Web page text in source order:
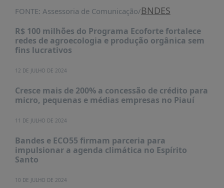
MATERIAIS
DISPONÍVEIS
PUBLICAÇÕES
RUMOS
NOTÍCIAS
PRÊMIO
BID
FONTE: Assessoria de Comunicação/BNDES
R$ 100 milhões do Programa Ecoforte fortalece
redes de agroecologia e produção orgânica sem
fins lucrativos
12 DE JULHO DE 2024
Cresce mais de 200% a concessão de crédito para
micro, pequenas e médias empresas no Piauí
11 DE JULHO DE 2024
Bandes e ECO55 firmam parceria para
impulsionar a agenda climática no Espírito
Santo
10 DE JULHO DE 2024